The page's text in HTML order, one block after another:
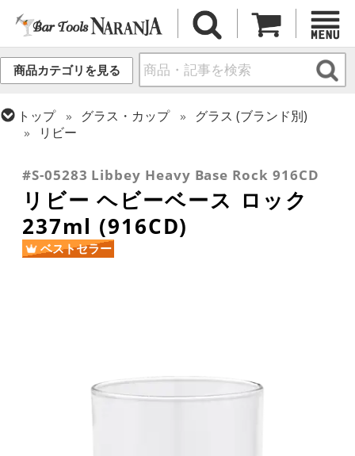
商品カテゴリを見る
トップ グラス・カップ
グラス (ブランド別)
リビー
ロックグラス
#S-05283 Libbey Heavy Base Rock 916CD
リビー ヘビーベース ロック
237ml (916CD)
ベストセラー